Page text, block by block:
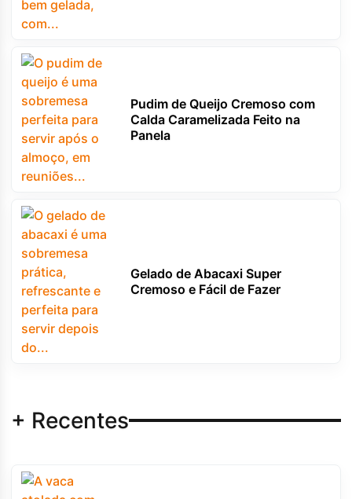
Pudim de Queijo Cremoso com
Calda Caramelizada Feito na
Panela
Gelado de Abacaxi Super
Cremoso e Fácil de Fazer
+ Recentes